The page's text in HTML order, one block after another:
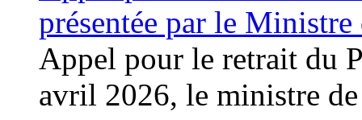
présentée par le
Appel pour le retrait du
avril 2026, le ministre